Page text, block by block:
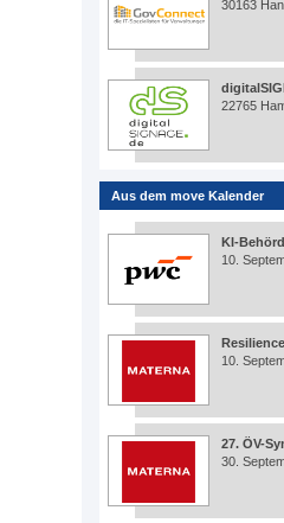
30163
22765
Aus dem move Kalender
KI-
10.
10.
27. ÖV-
30.